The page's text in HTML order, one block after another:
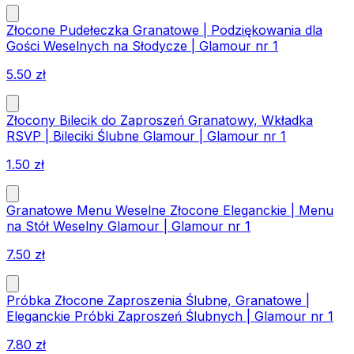
Złocone Pudełeczka Granatowe | Podziękowania dla
Gości Weselnych na Słodycze | Glamour nr 1
5.50 zł
Złocony Bilecik do Zaproszeń Granatowy, Wkładka
RSVP | Bileciki Ślubne Glamour | Glamour nr 1
1.50 zł
Granatowe Menu Weselne Złocone Eleganckie | Menu
na Stół Weselny Glamour | Glamour nr 1
7.50 zł
Próbka Złocone Zaproszenia Ślubne, Granatowe |
Eleganckie Próbki Zaproszeń Ślubnych | Glamour nr 1
7.80 zł